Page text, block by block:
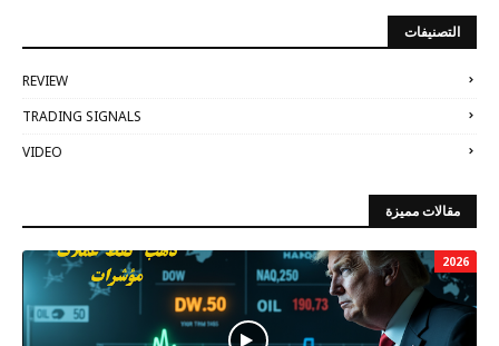
التصنيفات
REVIEW
TRADING SIGNALS
VIDEO
مقالات مميزة
2026